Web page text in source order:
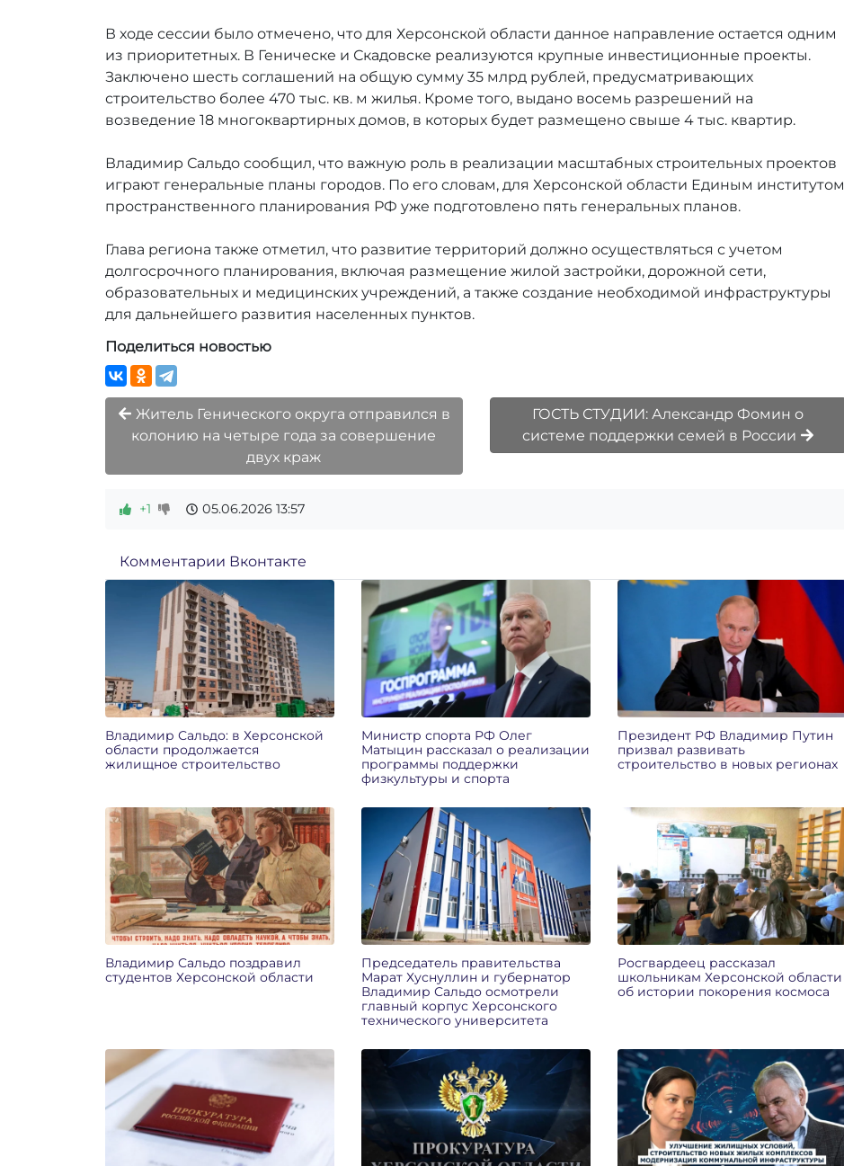
В ходе сессии было отмечено, что для Херсонской области данное направление остается одним
из приоритетных. В Геническе и Скадовске реализуются крупные инвестиционные проекты.
Заключено шесть соглашений на общую сумму 35 млрд рублей, предусматривающих
строительство более 470 тыс. кв. м жилья. Кроме того, выдано восемь разрешений на
возведение 18 многоквартирных домов, в которых будет размещено свыше 4 тыс. квартир.
Владимир Сальдо сообщил, что важную роль в реализации масштабных строительных проектов
играют генеральные планы городов. По его словам, для Херсонской области Единым институтом
пространственного планирования РФ уже подготовлено пять генеральных планов.
Глава региона также отметил, что развитие территорий должно осуществляться с учетом
долгосрочного планирования, включая размещение жилой застройки, дорожной сети,
образовательных и медицинских учреждений, а также создание необходимой инфраструктуры
для дальнейшего развития населенных пунктов.
Поделиться новостью
Житель Генического округа отправился в
колонию на четыре года за совершение
двух краж
ГОСТЬ СТУДИИ: Александр Фомин о
системе поддержки семей в России
+1 05.06.2026 13:57
Комментарии Вконтакте
Владимир Сальдо: в Херсонской
области продолжается
жилищное строительство
Министр спорта РФ Олег
Матыцин рассказал о реализации
программы поддержки
физкультуры и спорта
Президент РФ Владимир Путин
призвал развивать
строительство в новых регионах
Владимир Сальдо поздравил
студентов Херсонской области
Председатель правительства
Марат Хуснуллин и губернатор
Владимир Сальдо осмотрели
главный корпус Херсонского
технического университета
Росгвардеец рассказал
школьникам Херсонской области
об истории покорения космоса